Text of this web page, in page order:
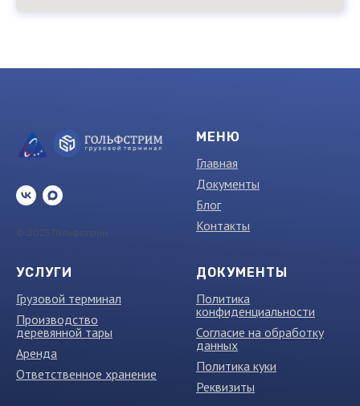
© 2025 Гольфстрим
МЕНЮ
Главная
Документы
Блог
Контакты
УСЛУГИ
Грузовой терминал
Производство
деревянной тары
Аренда
Ответственное хранение
ДОКУМЕНТЫ
Политика
конфиденциальности
Согласие на обработку
данных
Политика куки
Реквизиты